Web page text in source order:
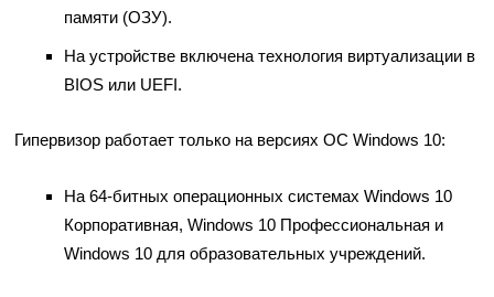
памяти (ОЗУ).
На устройстве включена технология виртуализации в
BIOS или UEFI.
Гипервизор работает только на версиях ОС Windows 10:
На 64-битных операционных системах Windows 10
Корпоративная, Windows 10 Профессиональная и
Windows 10 для образовательных учреждений.